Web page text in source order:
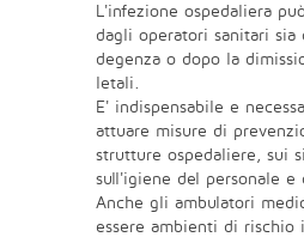
L'infezione ospedaliera
dagli operatori sanitari
degenza o dopo la
letali.
E' indispensabile e
attuare misure di
strutture ospedaliere, sui
sull'igiene del personale e
Anche gli ambulatori
essere ambienti di rischio